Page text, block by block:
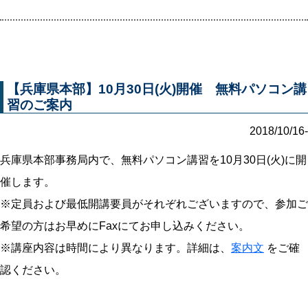
【兵庫県本部】10月30日(火)開催 無料パソコン講
習のご案内
2018/10/16-
兵庫県本部事務局内で、無料パソコン講習を10月30日(火)に開
催します。
※定員および最低開講要員がそれぞれございますので、参加ご
希望の方はお早めにFaxにてお申し込みください。
※講座内容は時間により異なります。詳細は、 案内文 をご確
認ください。